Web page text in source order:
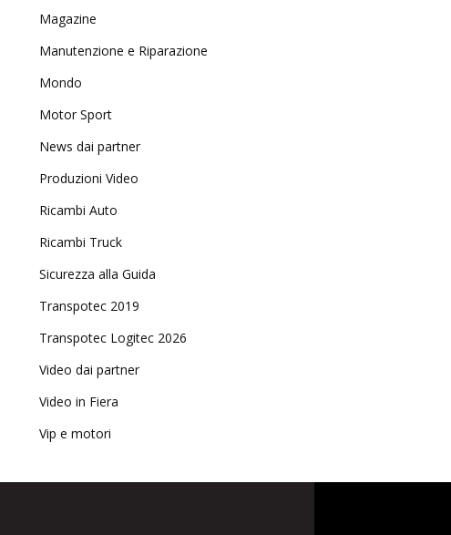
Magazine
Manutenzione e Riparazione
Mondo
Motor Sport
News dai partner
Produzioni Video
Ricambi Auto
Ricambi Truck
Sicurezza alla Guida
Transpotec 2019
Transpotec Logitec 2026
Video dai partner
Video in Fiera
Vip e motori